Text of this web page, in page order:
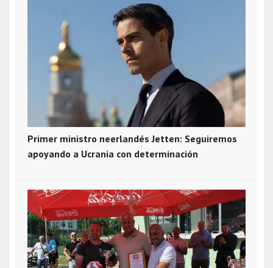
Primer ministro neerlandés Jetten: Seguiremos
apoyando a Ucrania con determinación